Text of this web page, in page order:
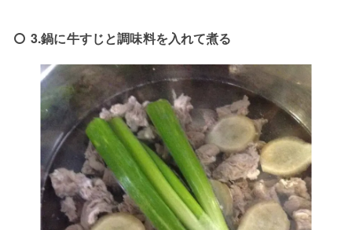
3.鍋に牛すじと調味料を入れて煮る